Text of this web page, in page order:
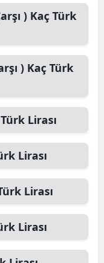
)Kaç Türk
)Kaç Türk
Lirası
Lirası
Lirası
Lirası